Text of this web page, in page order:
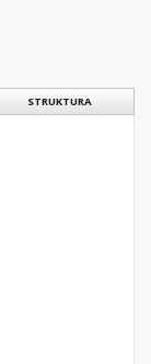
STRUKTURA